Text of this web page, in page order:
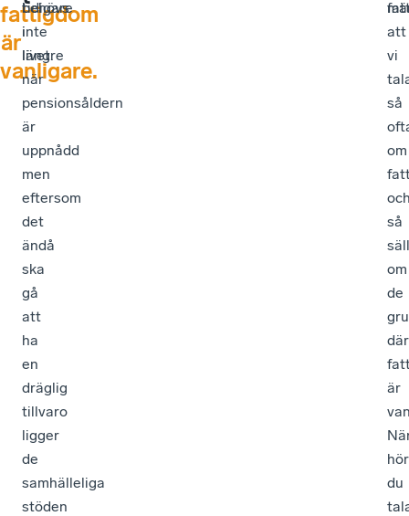
fattigdom
är
vanligare.
behövs
inte
längre
när
pensionsåldern
är
uppnådd
men
eftersom
det
ändå
ska
gå
att
ha
en
dräglig
tillvaro
ligger
de
samhälleliga
stöden
tidigare
i
livet.
att
vi
så
om
så
om
de
där
är
du